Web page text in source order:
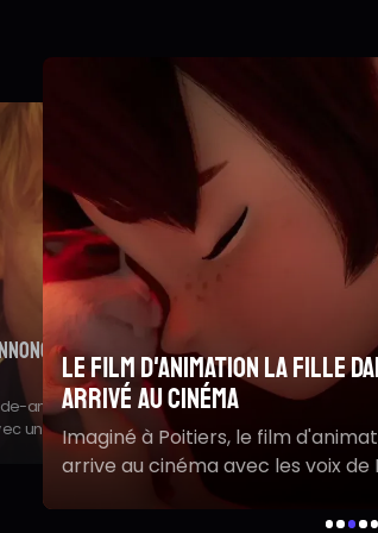
terrifiante pour le
annonce sombre et terrifiante.
un film d'horreur qui pourrait
Le film d'animation La Fille
arrivé au cinéma
Imaginé à Poitiers, le film
arrive au cinéma avec les voix